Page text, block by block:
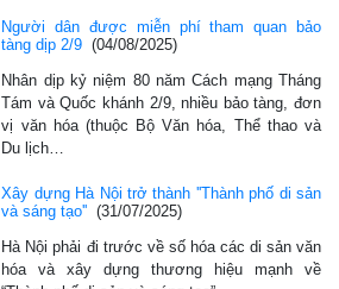
Người dân được miễn phí tham quan bảo
tàng dịp 2/9 (04/08/2025)
Nhân dịp kỷ niệm 80 năm Cách mạng Tháng
Tám và Quốc khánh 2/9, nhiều bảo tàng, đơn
vị văn hóa (thuộc Bộ Văn hóa, Thể thao và
Du lịch…
Xây dựng Hà Nội trở thành ''Thành phố di sản
và sáng tạo'' (31/07/2025)
Hà Nội phải đi trước về số hóa các di sản văn
hóa và xây dựng thương hiệu mạnh về